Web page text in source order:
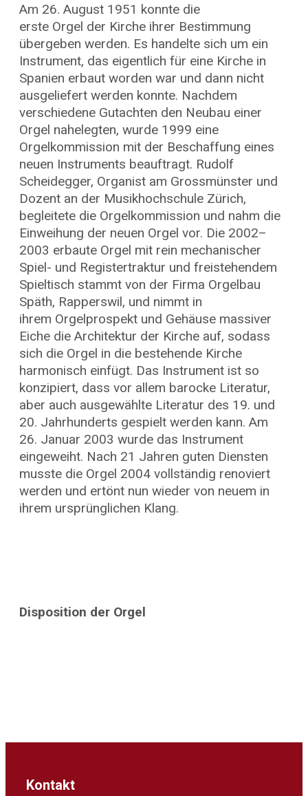
Am 26. August 1951 konnte die
erste Orgel der Kirche ihrer Bestimmung
übergeben werden. Es handelte sich um ein
Instrument, das eigentlich für eine Kirche in
Spanien erbaut worden war und dann nicht
ausgeliefert werden konnte. Nachdem
verschiedene Gutachten den Neubau einer
Orgel nahelegten, wurde 1999 eine
Orgelkommission mit der Beschaffung eines
neuen Instruments beauftragt. Rudolf
Scheidegger, Organist am Grossmünster und
Dozent an der Musikhochschule Zürich,
begleitete die Orgelkommission und nahm die
Einweihung der neuen Orgel vor. Die 2002–
2003 erbaute Orgel mit rein mechanischer
Spiel- und Registertraktur und freistehendem
Spieltisch stammt von der Firma Orgelbau
Späth, Rapperswil, und nimmt in
ihrem Orgelprospekt und Gehäuse massiver
Eiche die Architektur der Kirche auf, sodass
sich die Orgel in die bestehende Kirche
harmonisch einfügt. Das Instrument ist so
konzipiert, dass vor allem barocke Literatur,
aber auch ausgewählte Literatur des 19. und
20. Jahrhunderts gespielt werden kann. Am
26. Januar 2003 wurde das Instrument
eingeweiht. Nach 21 Jahren guten Diensten
musste die Orgel 2004 vollständig renoviert
werden und ertönt nun wieder von neuem in
ihrem ursprünglichen Klang.
Disposition der Orgel
Kontakt